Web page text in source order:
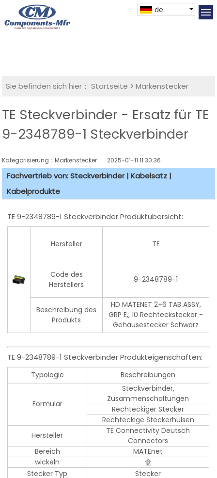
de
Sie befinden sich hier： Startseite >Markenstecker
TE Steckverbinder - Ersatz für TE
9-2348789-1 Steckverbinder
Kategorisierung：Markenstecker 2025-01-11 11:30:36
Fachvertrieb von: Steckverbinder | Kabelsatz |
Kabelprodukte
TE 9-2348789-1 Steckverbinder Produktübersicht:
Hersteller TE
Code des
Herstellers
9-2348789-1
Beschreibung des
Produkts
HD MATENET 2+6 TAB ASSY,
GRP E,, 10 Rechteckstecker -
Gehäusestecker Schwarz
TE 9-2348789-1 Steckverbinder Produkteigenschaften:
Typologie Beschreibungen
Formular
Steckverbinder,
Zusammenschaltungen
Rechteckiger Stecker
Rechteckige Steckerhülsen
Hersteller
TE Connectivity Deutsch
Connectors
Bereich
MATEnet
wickeln
盒
Stecker Typ
Stecker